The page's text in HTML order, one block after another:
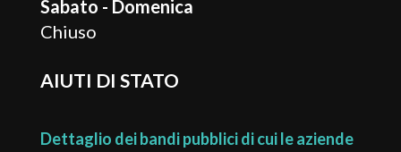
Sabato - Domenica
Chiuso
AIUTI DI STATO
Dettaglio dei bandi pubblici di cui le aziende